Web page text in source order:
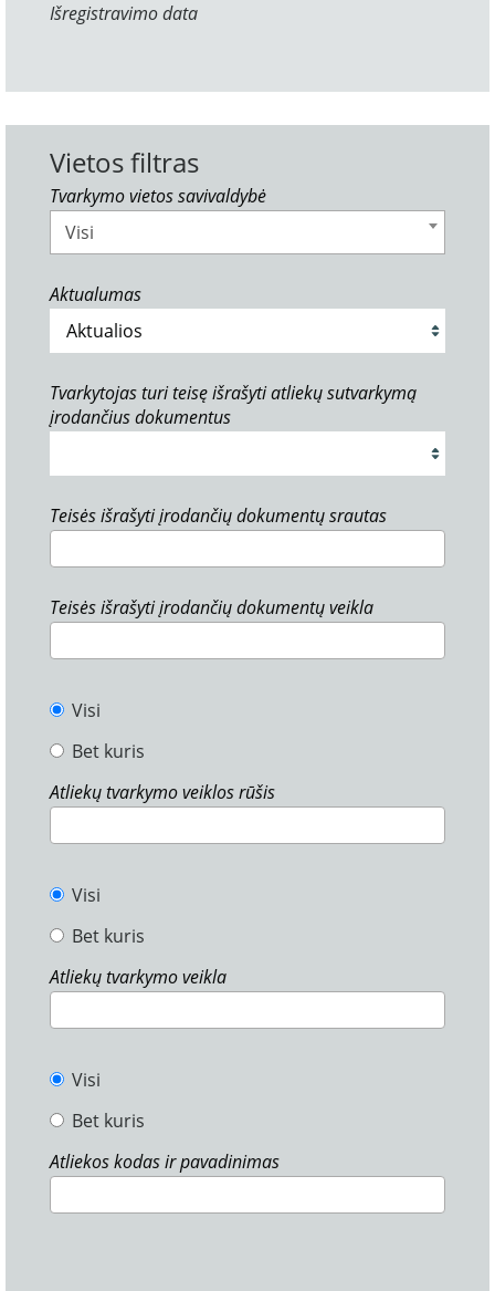
Išregistravimo data
Vietos filtras
Tvarkymo vietos savivaldybė
Visi
Aktualumas
Tvarkytojas turi teisę išrašyti atliekų sutvarkymą
įrodančius dokumentus
Teisės išrašyti įrodančių dokumentų srautas
Teisės išrašyti įrodančių dokumentų veikla
Visi
Bet kuris
Atliekų tvarkymo veiklos rūšis
Visi
Bet kuris
Atliekų tvarkymo veikla
Visi
Bet kuris
Atliekos kodas ir pavadinimas